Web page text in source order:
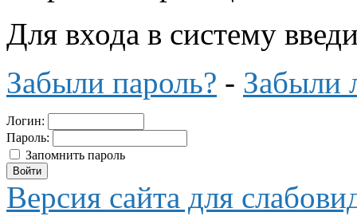
Для входа в систему
Забыли пароль? - Забыли
Логин:
Пароль:
Запомнить пароль
Версия сайта для